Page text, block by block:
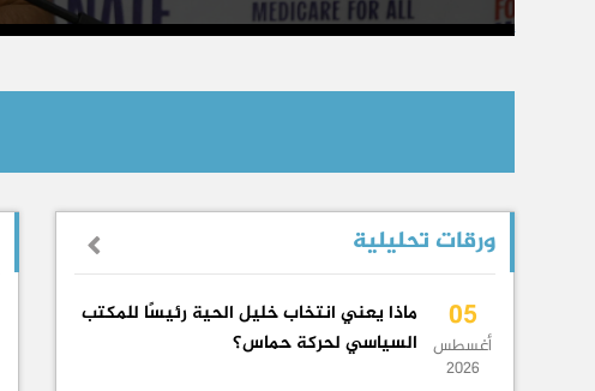
إشترك فى Reports
ورقات تحليلية
05
أغسطس
2026
ماذا يعني انتخاب خليل الحية رئيسًا للمكتب
السياسي لحركة حماس؟